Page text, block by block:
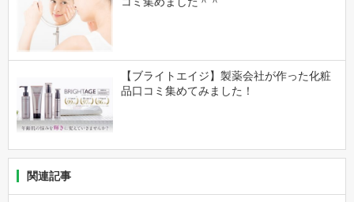
【ブライトエイジ】製薬会社が作った化粧
品口コミ集めてみました！
関連記事